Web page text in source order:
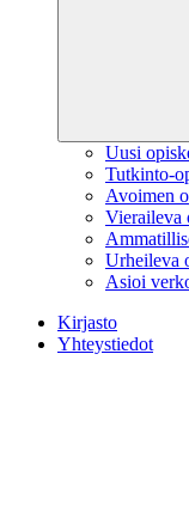
Uusi
Tutkinto-
Avoimen
Vieraileva
Urheileva
Asioi
Kirjasto
Yhteystiedot